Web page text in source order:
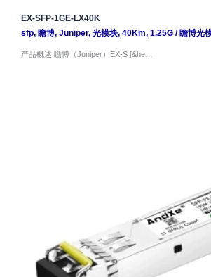
EX-SFP-1GE-LX40K
sfp, 瞻博, Juniper, 光模块, 40Km, 1.25G/ 瞻博光
产品概述 瞻博（Juniper）EX-S [&he…